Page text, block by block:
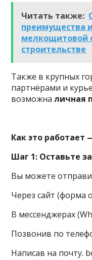
Читать также:
преимущества
мелкощитовой
строительстве
Также в крупных
партнёрами и
возможналичная
Как это работает
Шаг 1: Оставьте
Вы можете
Через сайт (форма
В мессенджерах
Позвонив по
Написав на почту.